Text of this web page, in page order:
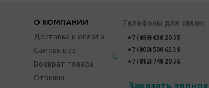
О КОМПАНИИ
Доставка и оплата
Самовывоз
Возврат товара
Отзывы
Телефоны для связи:
+7 (499) 638 20 55
+7 (800) 500 65 31
+7 (812) 748 20 56
Заказать звонок